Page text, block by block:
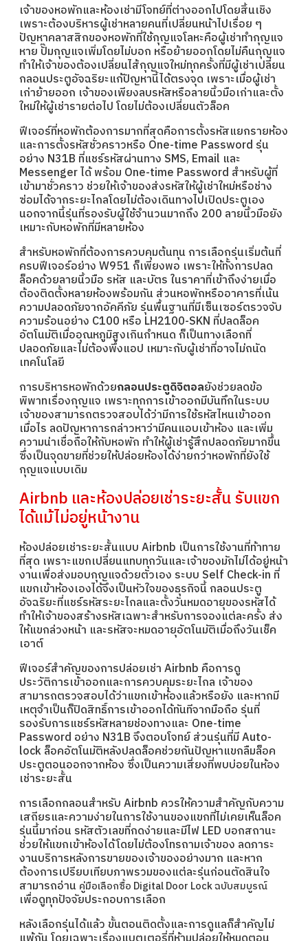
เจ้าของหอพักและห้องเช่ามีโจทย์ที่ต่างออกไปโดยสิ้นเชิง
เพราะต้องบริหารผู้เช่าหลายคนที่เปลี่ยนหน้าไปเรื่อย ๆ
ปัญหาคลาสสิกของหอพักที่ใช้กุญแจโลหะคือผู้เช่าทำกุญแจ
หาย ปั๊มกุญแจเพิ่มโดยไม่บอก หรือย้ายออกโดยไม่คืนกุญแจ
ทำให้เจ้าของต้องเปลี่ยนไส้กุญแจใหม่ทุกครั้งที่มีผู้เช่าเปลี่ยน
กลอนประตูอัจฉริยะแก้ปัญหานี้ได้ตรงจุด เพราะเมื่อผู้เช่า
เก่าย้ายออก เจ้าของเพียงลบรหัสหรือลายนิ้วมือเก่าและตั้ง
ใหม่ให้ผู้เช่ารายต่อไป โดยไม่ต้องเปลี่ยนตัวล็อค
ฟีเจอร์ที่หอพักต้องการมากที่สุดคือการตั้งรหัสแยกรายห้อง
และการตั้งรหัสชั่วคราวหรือ One-time Password รุ่น
อย่าง N31B ที่แชร์รหัสผ่านทาง SMS, Email และ
Messenger ได้ พร้อม One-time Password สำหรับผู้ที่
เข้ามาชั่วคราว ช่วยให้เจ้าของส่งรหัสให้ผู้เช่าใหม่หรือช่าง
ซ่อมได้จากระยะไกลโดยไม่ต้องเดินทางไปเปิดประตูเอง
นอกจากนี้รุ่นที่รองรับผู้ใช้จำนวนมากถึง 200 ลายนิ้วมือยัง
เหมาะกับหอพักที่มีหลายห้อง
สำหรับหอพักที่ต้องการควบคุมต้นทุน การเลือกรุ่นเริ่มต้นที่
ครบฟีเจอร์อย่าง W951 ก็เพียงพอ เพราะให้ทั้งการปลด
ล็อคด้วยลายนิ้วมือ รหัส และบัตร ในราคาที่เข้าถึงง่ายเมื่อ
ต้องติดตั้งหลายห้องพร้อมกัน ส่วนหอพักหรืออาคารที่เน้น
ความปลอดภัยจากอัคคีภัย รุ่นพื้นฐานที่มีเซ็นเซอร์ตรวจจับ
ความร้อนอย่าง C100 หรือ LH2100-SKN ที่ปลดล็อค
อัตโนมัติเมื่ออุณหภูมิสูงเกินกำหนด ก็เป็นทางเลือกที่
ปลอดภัยและไม่ต้องพึ่งแอป เหมาะกับผู้เช่าที่อาจไม่ถนัด
เทคโนโลยี
การบริหารหอพักด้วยกลอนประตูดิจิตอลยังช่วยลดข้อ
พิพาทเรื่องกุญแจ เพราะทุกการเข้าออกมีบันทึกในระบบ
เจ้าของสามารถตรวจสอบได้ว่ามีการใช้รหัสไหนเข้าออก
เมื่อไร ลดปัญหาการกล่าวหาว่ามีคนแอบเข้าห้อง และเพิ่ม
ความน่าเชื่อถือให้กับหอพัก ทำให้ผู้เช่ารู้สึกปลอดภัยมากขึ้น
ซึ่งเป็นจุดขายที่ช่วยให้ปล่อยห้องได้ง่ายกว่าหอพักที่ยังใช้
กุญแจแบบเดิม
Airbnb และห้องปล่อยเช่าระยะสั้น รับแขก
ได้แม้ไม่อยู่หน้างาน
ห้องปล่อยเช่าระยะสั้นแบบ Airbnb เป็นการใช้งานที่ท้าทาย
ที่สุด เพราะแขกเปลี่ยนแทบทุกวันและเจ้าของมักไม่ได้อยู่หน้า
งานเพื่อส่งมอบกุญแจด้วยตัวเอง ระบบ Self Check-in ที่
แขกเข้าห้องเองได้จึงเป็นหัวใจของธุรกิจนี้ กลอนประตู
อัจฉริยะที่แชร์รหัสระยะไกลและตั้งวันหมดอายุของรหัสได้
ทำให้เจ้าของสร้างรหัสเฉพาะสำหรับการจองแต่ละครั้ง ส่ง
ให้แขกล่วงหน้า และรหัสจะหมดอายุอัตโนมัติเมื่อถึงวันเช็ค
เอาต์
ฟีเจอร์สำคัญของการปล่อยเช่า Airbnb คือการดู
ประวัติการเข้าออกและการควบคุมระยะไกล เจ้าของ
สามารถตรวจสอบได้ว่าแขกเข้าห้องแล้วหรือยัง และหากมี
เหตุจำเป็นก็ปิดสิทธิ์การเข้าออกได้ทันทีจากมือถือ รุ่นที่
รองรับการแชร์รหัสหลายช่องทางและ One-time
Password อย่าง N31B จึงตอบโจทย์ ส่วนรุ่นที่มี Auto-
lock ล็อคอัตโนมัติหลังปลดล็อคช่วยกันปัญหาแขกลืมล็อค
ประตูตอนออกจากห้อง ซึ่งเป็นความเสี่ยงที่พบบ่อยในห้อง
เช่าระยะสั้น
การเลือกกลอนสำหรับ Airbnb ควรให้ความสำคัญกับความ
เสถียรและความง่ายในการใช้งานของแขกที่ไม่เคยเห็นล็อค
รุ่นนี้มาก่อน รหัสตัวเลขที่กดง่ายและมีไฟ LED บอกสถานะ
ช่วยให้แขกเข้าห้องได้โดยไม่ต้องโทรถามเจ้าของ ลดภาระ
งานบริการหลังการขายของเจ้าของอย่างมาก และหาก
ต้องการเปรียบเทียบภาพรวมของแต่ละรุ่นก่อนตัดสินใจ
สามารถอ่าน คู่มือเลือกซื้อ Digital Door Lock ฉบับสมบูรณ์
เพื่อดูทุกปัจจัยประกอบการเลือก
หลังเลือกรุ่นได้แล้ว ขั้นตอนติดตั้งและการดูแลก็สำคัญไม่